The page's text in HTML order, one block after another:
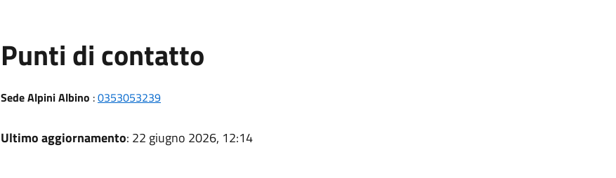
Punti di contatto
Sede Alpini Albino :0353053239
Ultimo aggiornamento: 22 giugno 2026, 12:14